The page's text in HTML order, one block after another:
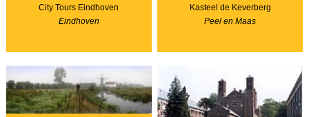
City Tours Eindhoven
Eindhoven
Kasteel de Keverberg
Peel en Maas